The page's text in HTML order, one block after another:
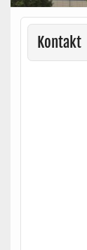
Kontakt